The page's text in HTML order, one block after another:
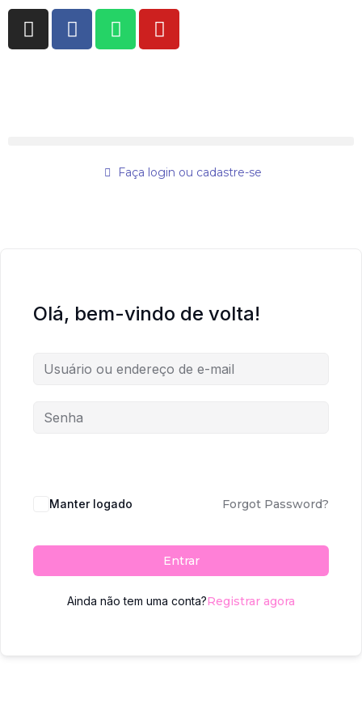
Faça login ou cadastre-se
Olá, bem-vindo de volta!
Manter logado Forgot Password?
Entrar
Ainda não tem uma conta?Registrar agora